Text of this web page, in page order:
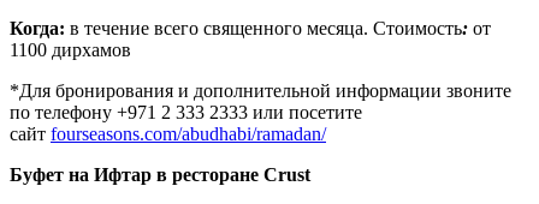
Когда: в течение всего священного месяца. Стоимость: от
1100 дирхамов
*Для бронирования и дополнительной информации звоните
по телефону +971 2 333 2333 или посетите
сайт fourseasons.com/abudhabi/ramadan/
Буфет на Ифтар в ресторане Crust